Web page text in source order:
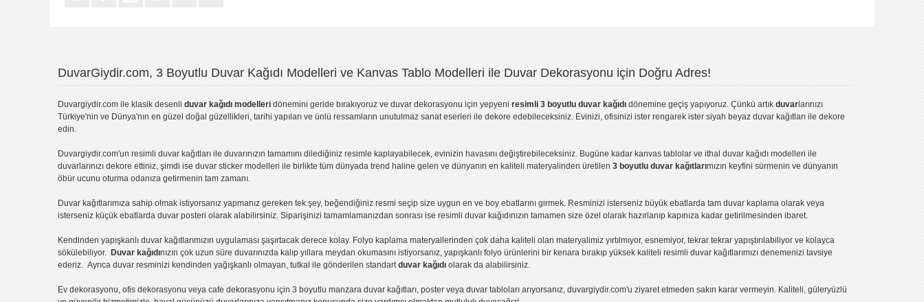
DuvarGiydir.com, 3 Boyutlu Duvar Kağıdı Modelleri ve Kanvas Tablo Modelleri ile Duvar Dekorasyonu için Doğru Adres!
Duvargiydir.com ile klasik desenli duvar kağıdı modelleri dönemini geride bırakıyoruz ve duvar dekorasyonu için yepyeni resimli 3 boyutlu duvar kağıdı dönemine geçiş yapıyoruz. Çünkü artık duvar larınızı
Türkiye'nin ve Dünya'nın en güzel doğal güzellikleri, tarihi yapıları ve ünlü ressamların unutulmaz sanat eserleri ile dekore edebileceksiniz. Evinizi, ofisinizi ister rengarek ister siyah beyaz duvar kağıtları ile dekore
edin.
Duvargiydir.com'un resimli duvar kağıtları ile duvarınızın tamamını dilediğiniz resimle kaplayabilecek, evinizin havasını değiştirebileceksiniz. Bugüne kadar kanvas tablo lar ve ithal duvar kağıdı modelleri ile
duvarlarınızı dekore ettiniz, şimdi ise duvar sticker modelleri ile birlikte tüm dünyada trend haline gelen ve dünyanın en kaliteli materyalinden üretilen 3 boyutlu duvar kağıtlarımızın keyfini sürmenin ve dünyanın
öbür ucunu oturma odanıza getirmenin tam zamanı.
Duvar kağıtlarımıza sahip olmak istiyorsanız yapmanız gereken tek şey, beğendiğiniz resmi seçip size uygun en ve boy ebatlarını girmek. Resminizi isterseniz büyük ebatlarda tam duvar kaplama olarak veya
isterseniz küçük ebatlarda duvar posteri olarak alabilirsiniz. Siparişinizi tamamlamanızdan sonrası ise resimli duvar kağıdınızın tamamen size özel olarak hazırlanıp kapınıza kadar getirilmesinden ibaret.
Kendinden yapışkanlı duvar kağıtlarımızın uygulaması şaşırtacak derece kolay. Folyo kaplama materyallerinden çok daha kaliteli olan materyalimiz yırtılmıyor, esnemiyor, tekrar tekrar yapıştırılabiliyor ve kolayca
sökülebiliyor. Duvar kağıdınızın çok uzun süre duvarınızda kalıp yıllara meydan okumasını istiyorsanız, yapışkanlı folyo ürünlerini bir kenara bırakıp yüksek kaliteli resimli duvar kağıtlarımızı denemenizi tavsiye
ederiz. Ayrıca duvar resminizi kendinden yağışkanlı olmayan, tutkal ile gönderilen standartduvar kağıdı olarak da alabilirsiniz.
Ev dekorasyonu, ofis dekorasyonu veya cafe dekorasyonu için 3 boyutlu manzara duvar kağıtları, poster veya duvar tabloları arıyorsanız, duvargiydir.com'u ziyaret etmeden sakın karar vermeyin. Kaliteli, güleryüzlü